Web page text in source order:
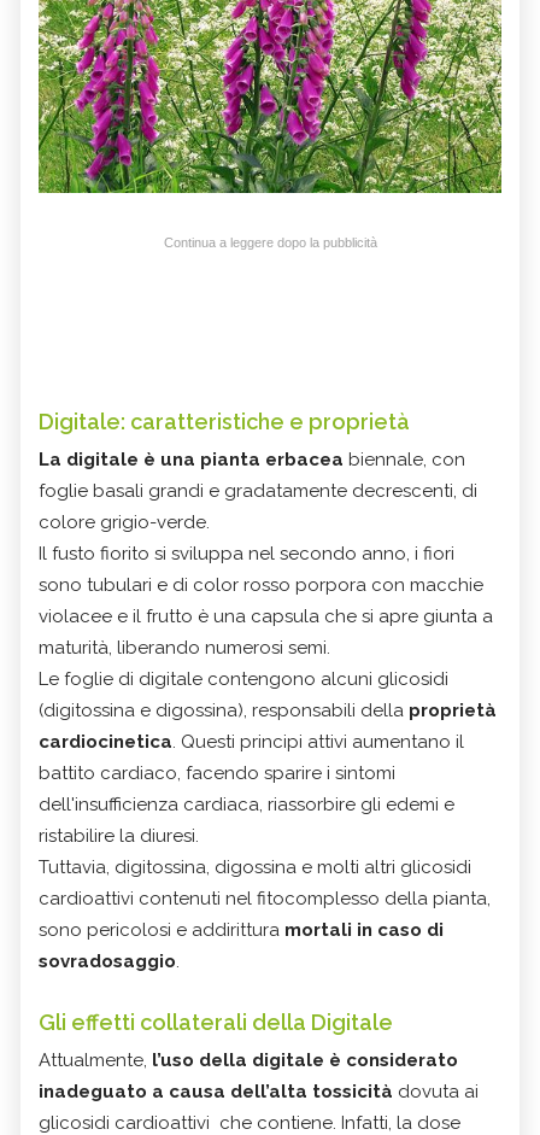
Continua a leggere dopo la pubblicità
Digitale: caratteristiche e proprietà
La digitale è una pianta erbacea biennale, con
foglie basali grandi e gradatamente decrescenti, di
colore grigio-verde.
Il fusto fiorito si sviluppa nel secondo anno, i fiori
sono tubulari e di color rosso porpora con macchie
violacee e il frutto è una capsula che si apre giunta a
maturità, liberando numerosi semi.
Le foglie di digitale contengono alcuni glicosidi
(digitossina e digossina), responsabili della proprietà
cardiocinetica. Questi principi attivi aumentano il
battito cardiaco, facendo sparire i sintomi
dell'insufficienza cardiaca, riassorbire gli edemi e
ristabilire la diuresi.
Tuttavia, digitossina, digossina e molti altri glicosidi
cardioattivi contenuti nel fitocomplesso della pianta,
sono pericolosi e addirittura mortali in caso di
sovradosaggio.
Gli effetti collaterali della Digitale
Attualmente, l’uso della digitale è considerato
inadeguato a causa dell’alta tossicità dovuta ai
glicosidi cardioattivi che contiene. Infatti, la dose